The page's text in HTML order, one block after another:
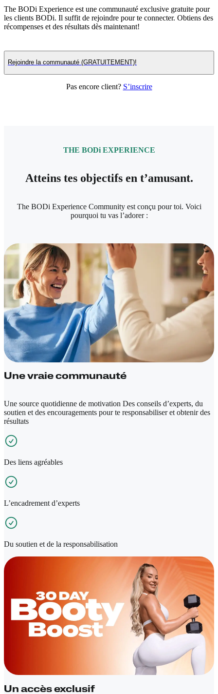
The BODi Experience est une communauté exclusive gratuite pour
les clients BODi. Il suffit de rejoindre pour te connecter. Obtiens des
récompenses et des résultats dès maintenant!
Rejoindre la communauté (GRATUITEMENT)!
Pas encore client? S’inscrire
THE BODi EXPERIENCE
Atteins tes objectifs en t’amusant.
The BODi Experience Community est conçu pour toi. Voici
pourquoi tu vas l’adorer :
Une vraie communauté
Une source quotidienne de motivation Des conseils d’experts, du
soutien et des encouragements pour te responsabiliser et obtenir des
résultats
Des liens agréables
L’encadrement d’experts
Du soutien et de la responsabilisation
Un accès exclusif